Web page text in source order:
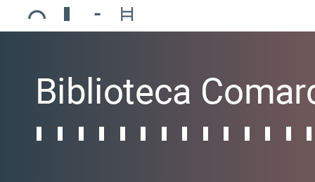
Ajuntament de Mollerussa
Biblioteca Comarcal Jaume Vila
Piscines de Mollerussa